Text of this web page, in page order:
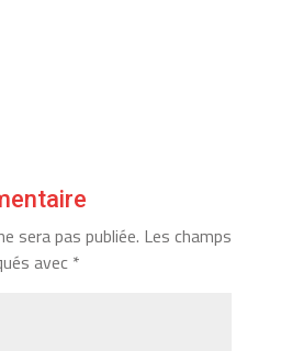
sera pas publiée. Les champs
avec *